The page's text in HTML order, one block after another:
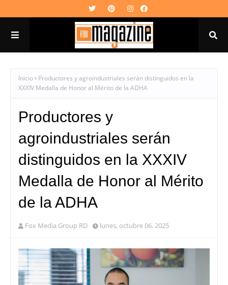
Inicio
Productores y agroindustriales serán distinguidos en la
XXXIV Medalla de Honor al Mérito de la ADHA
Productores y
agroindustriales serán
distinguidos en la XXXIV
Medalla de Honor al Mérito
de la ADHA
Fox Media Group RD lunes, octubre 06, 2025